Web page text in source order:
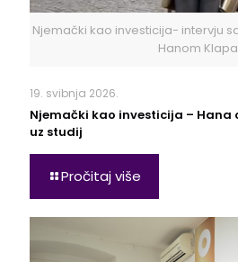
Njemački kao investicija- intervju
Hanom
19. svibnja 2026.
Njemački kao investicija – Hana
uz studij
Pročitaj više